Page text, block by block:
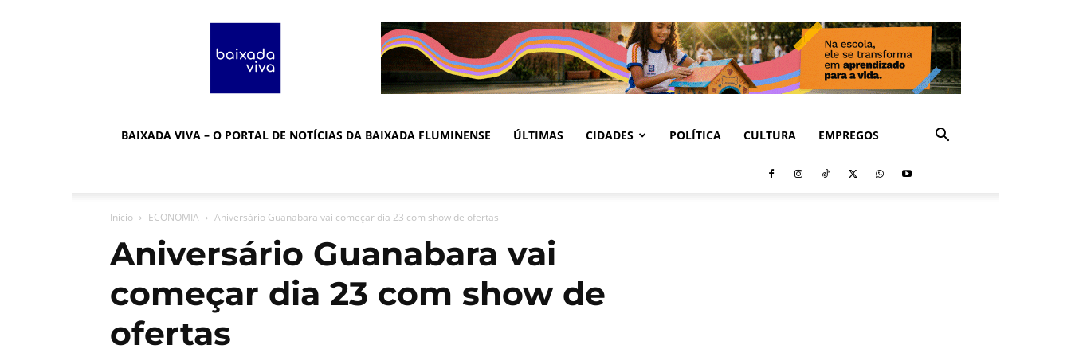
Viva
BAIXADA VIVA – O PORTAL DE NOTÍCIAS DA BAIXADA FLUMINENSE ÚLTIMAS CIDADES POLÍTICA CULTURA EMPREGOS
Início ECONOMIA Aniversário Guanabara vai começar dia 23 com show de ofertas
Aniversário Guanabara vai
começar dia 23 com show de
ofertas